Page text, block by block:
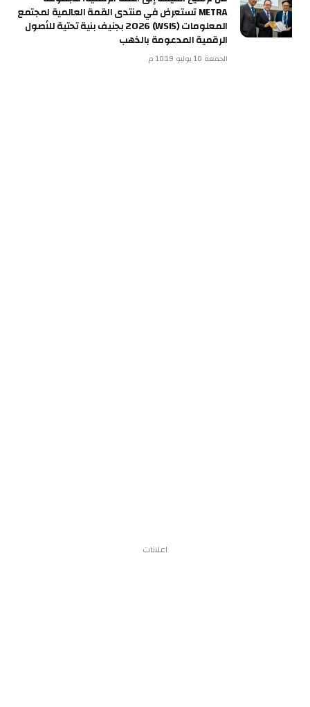
METRA تستعرض في منتدى القمة العالمية لمجتمع
المعلومات (WSIS) 2026 بجنيف بنية تحتية للأصول
الرقمية المدعومة بالذهب
الجمعة 10 يوليو 10:19 م
اعلانات